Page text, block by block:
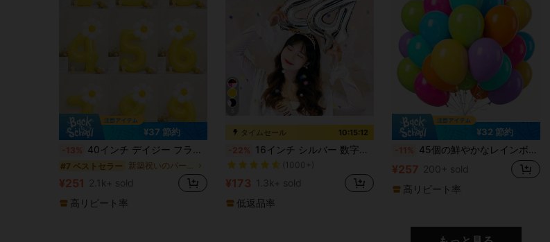
¥37 節約
-13% 40インチ デイジー フラワー 数字 風船、誕生日パーティー、記念日の祝賀会、屋外イベントに最適 - 鮮やかなパーティーデコレーション
#7 ベストセラー 新築祝いのパーティー 装飾用バルーン
¥251
2.1k+ sold
高リピート率
タイムセール 10:15:11
-22% 16インチ シルバー 数字バルーン、シルバー箔ポリエステルフィルムバルーン、誕生日パーティーの装飾、誕生日の飾り付け、卒業式の装飾、新年の装飾、ホリデーの装飾に適しています
売り切れ間近！
(1000+)
売り切れ間近！
売り切れ間近！
売り切れ間近！
¥173
1.3k+ sold
低返品率
¥32 節約
-11% 45個の鮮やかなレインボーバルーン - ラテックス素材、マルチカラー、完璧なアーチ、ランダムカラー - 誕生日、結婚式、ベビーシャワー、婚約パーティー、DIYパーティーデコレーション、新学期シーズン、バレンタインデーイベントに最適
¥257
200+ sold
高リピート率